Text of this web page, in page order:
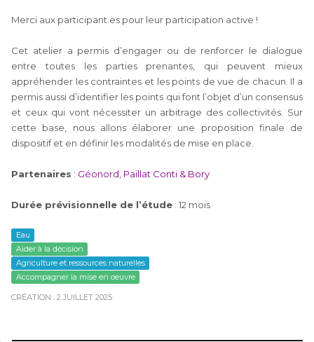
Merci aux participant.es pour leur participation active !
Cet atelier a permis d’engager ou de renforcer le dialogue
entre toutes les parties prenantes, qui peuvent mieux
appréhender les contraintes et les points de vue de chacun. Il a
permis aussi d’identifier les points qui font l’objet d’un consensus
et ceux qui vont nécessiter un arbitrage des collectivités. Sur
cette base, nous allons élaborer une proposition finale de
dispositif et en définir les modalités de mise en place.
Partenaires : Géonord Paillat Conti & Bory
Durée prévisionnelle de l’étude : 12 mois
Eau
Aider à la décision
Agriculture et ressources naturelles
Accompagner la mise en oeuvre
CRÉATION : 2 JUILLET 2025